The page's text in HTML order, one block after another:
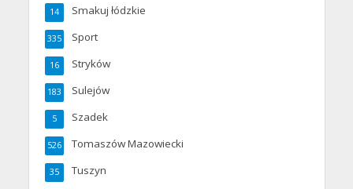
Smakuj łódzkie
14
Sport
335
Stryków
16
Sulejów
183
Szadek
5
Tomaszów Mazowiecki
526
Tuszyn
35